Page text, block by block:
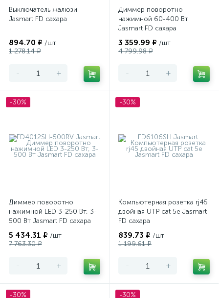
Выключатель жалюзи
Jasmart FD сахара
894.70 ₽ /шт
1 278.14 ₽
- +
Диммер поворотно
нажимной 60-400 Вт
Jasmart FD сахара
3 359.99 ₽ /шт
4 799.98 ₽
- +
-30%
Диммер поворотно
нажимной LED 3-250 Вт, 3-
500 Вт Jasmart FD сахара
5 434.31 ₽ /шт
7 763.30 ₽
- +
-30%
Компьютерная розетка rj45
двойная UTP cat 5e Jasmart
FD сахара
839.73 ₽ /шт
1 199.61 ₽
- +
-30% -30%